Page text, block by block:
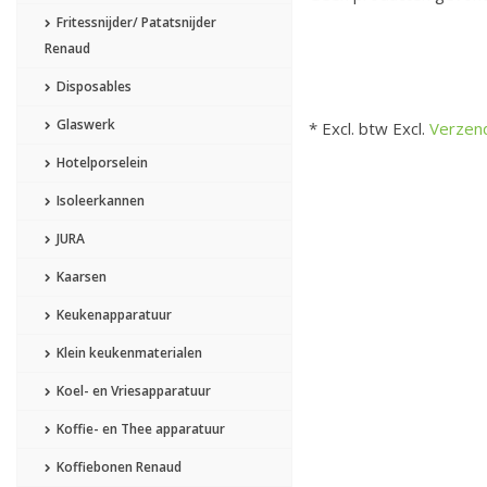
Fritessnijder/ Patatsnijder
Renaud
Disposables
Glaswerk
Hotelporselein
Isoleerkannen
JURA
Kaarsen
Keukenapparatuur
Klein keukenmaterialen
Koel- en Vriesapparatuur
Koffie- en Thee apparatuur
Koffiebonen Renaud
* Excl. btw Excl.